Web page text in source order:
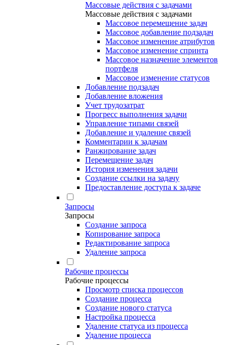
Массовые действия с задачами
Массовые действия с задачами
Массовое перемещение задач
Массовое добавление подзадач
Массовое изменение атрибутов
Массовое изменение спринта
Массовое назначение элементов
портфеля
Массовое изменение статусов
Добавление подзадач
Добавление вложения
Учет трудозатрат
Прогресс выполнения задачи
Управление типами связей
Добавление и удаление связей
Комментарии к задачам
Ранжирование задач
Перемещение задач
История изменения задачи
Создание ссылки на задачу
Предоставление доступа к задаче
Запросы
Запросы
Создание запроса
Копирование запроса
Редактирование запроса
Удаление запроса
Рабочие процессы
Рабочие процессы
Просмотр списка процессов
Создание процесса
Создание нового статуса
Настройка процесса
Удаление статуса из процесса
Удаление процесса